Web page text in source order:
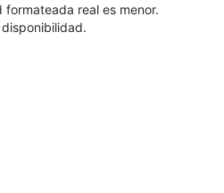
real es menor.